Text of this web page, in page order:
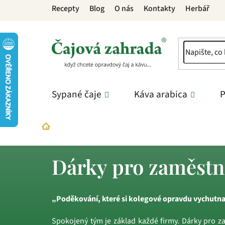
Recepty Blog O nás Kontakty Herbář
Sypané čaje Káva arabica
Domů
Dárky pro
„Poděkování, které si kolegové opravdu
Spokojený tým je základ každé firmy. Dárky pro